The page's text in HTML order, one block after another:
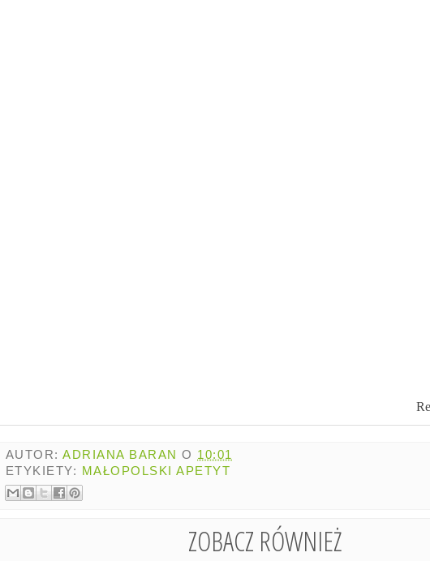
AUTOR:ADRIANA BARAN O 10:01
ETYKIETY:
MAŁOPOLSKI APETYT
ZOBACZ RÓWNIEŻ